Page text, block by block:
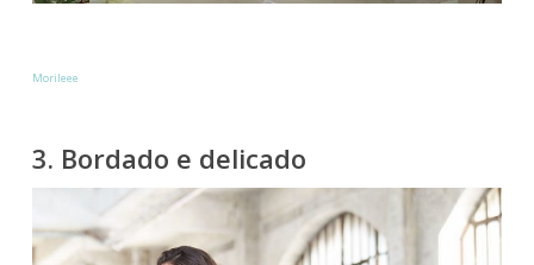
Morileee
3. Bordado e delicado